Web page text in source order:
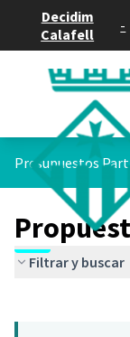
Decidim
Calafell
-
Presupuestos
Filtrar y buscar